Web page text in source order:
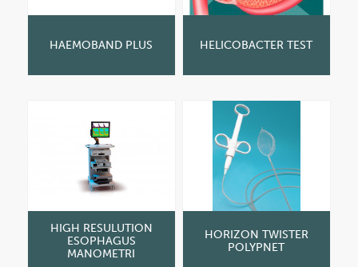
HAEMOBAND PLUS HELICOBACTER TEST
HIGH RESULUTION
ESOPHAGUS
MANOMETRI
HORIZON TWISTER
POLYPNET